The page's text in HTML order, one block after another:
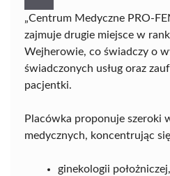
„Centrum Medyczne PRO-
zajmuje drugie miejsce w
Wejherowie, co świadczy o
świadczonych usług oraz
pacjentki.
Placówka proponuje szeroki
medycznych, koncentrując
ginekologii położniczej,